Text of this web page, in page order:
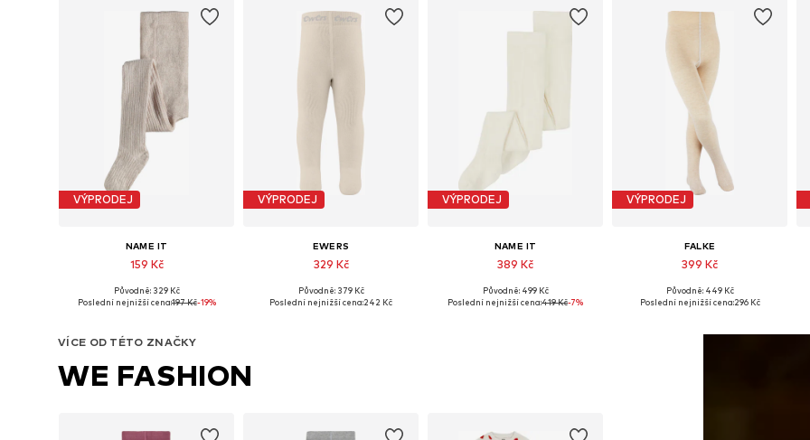
VÝPRODEJ
NAME IT
159 Kč
Dostupné v mnoha velikostech
Původně: 329 Kč
Poslední nejnižší cena:197 Kč-19%
VÝPRODEJ
EWERS
329 Kč
Původně: 379 Kč
Poslední nejnižší cena:242 Kč
VÝPRODEJ
NAME IT
389 Kč
Dostupné v mnoha velikostech
Původně: 499 Kč
Poslední nejnižší cena:419 Kč-7%
VÝPRODEJ
FALKE
399 Kč
Dostupné v mnoha velikostech
Původně: 449 Kč
Poslední nejnižší cena:296 Kč
VÍCE OD TÉTO ZNAČKY
WE FASHION